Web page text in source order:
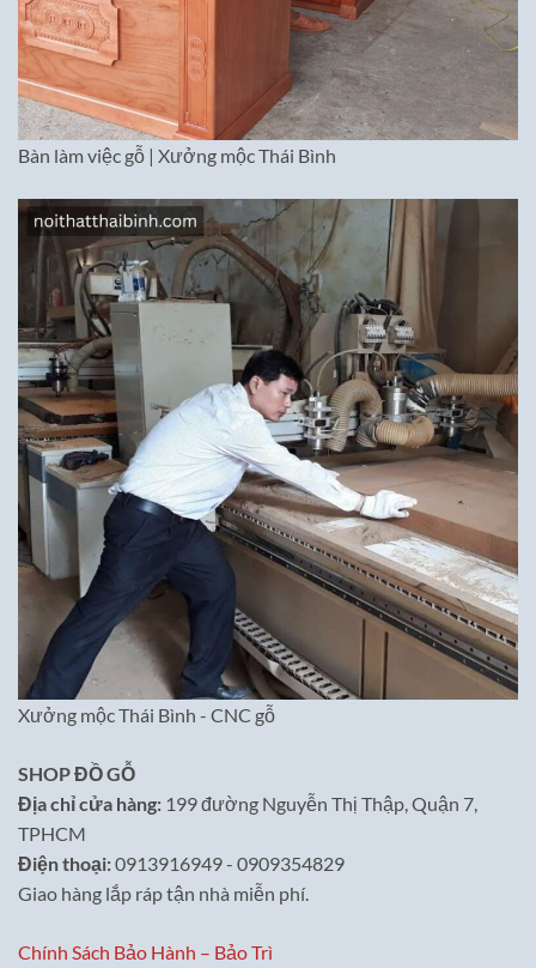
Bàn làm việc gỗ | Xưởng mộc Thái Bình
Xưởng mộc Thái Bình - CNC gỗ
SHOP ĐỒ GỖ
Địa chỉ cửa hàng: 199 đường Nguyễn Thị Thập, Quận 7,
TPHCM
Điện thoại:0913916949 - 0909354829
Giao hàng lắp ráp tận nhà miễn phí.
Chính Sách Bảo Hành – Bảo Trì